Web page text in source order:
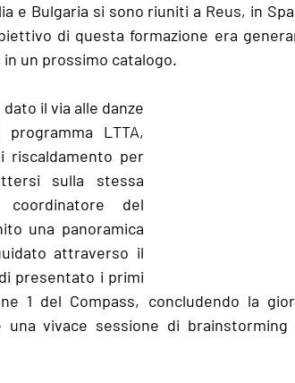
e Bulgaria si sono riuniti a Reus, in
di questa formazione era
un prossimo catalogo.
il via alle danze
LTTA,
riscaldamento per
sulla stessa
del
una panoramica
attraverso il
presentato i primi
1 del Compass, concludendo la
una vivace sessione di